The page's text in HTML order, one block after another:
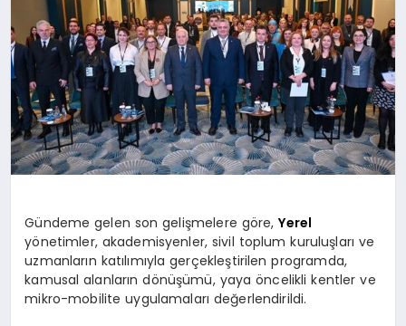
Gündeme gelen son gelişmelere göre,Yerel
yönetimler, akademisyenler, sivil toplum kuruluşları ve
uzmanların katılımıyla gerçekleştirilen programda,
kamusal alanların dönüşümü, yaya öncelikli kentler ve
mikro-mobilite uygulamaları değerlendirildi.